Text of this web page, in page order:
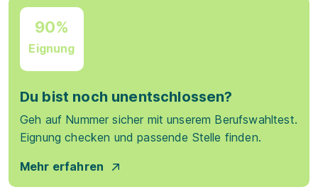
90%
Eignung
Du bist noch unentschlossen?
Geh auf Nummer sicher mit unserem Berufswahltest.
Eignung checken und passende Stelle finden.
Mehr erfahren